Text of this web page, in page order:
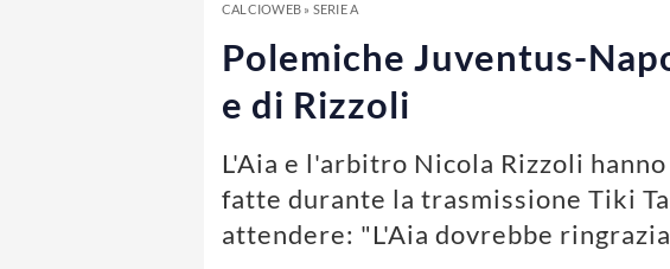
CALCIOWEB» SERIE A
Polemiche Juventus-
e di Rizzoli
L'Aia e l'arbitro Nicola Rizzoli
fatte durante la trasmissione Tiki
attendere: "L'Aia dovrebbe